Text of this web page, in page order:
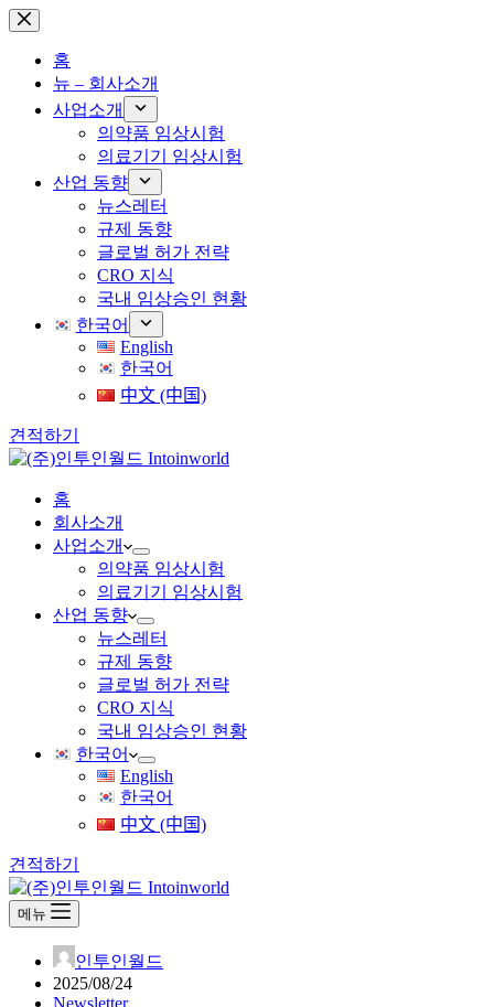
본
홈
뉴 – 회사소개
사업소개
의약품 임상시험
의료기기 임상시험
산업 동향
뉴스레터
규제 동향
글로벌 허가 전략
CRO 지식
국내 임상승인 현황
한국어
English
한국어
中文 (中国)
견적하기
홈
회사소개
사업소개
의약품 임상시험
의료기기 임상시험
산업 동향
뉴스레터
규제 동향
글로벌 허가 전략
CRO 지식
국내 임상승인 현황
한국어
English
한국어
中文 (中国)
견적하기
메뉴
인투인월드
2025/08/24
Newsletter